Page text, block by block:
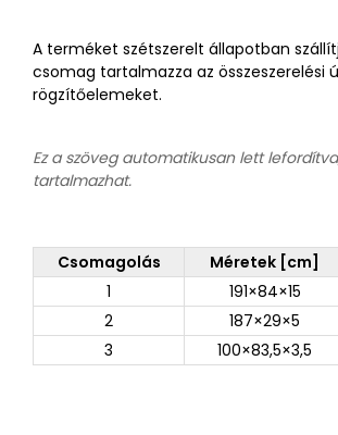
A terméket szétszerelt állapotban
csomag tartalmazza az összeszerelési
rögzítőelemeket.
Ez a szöveg automatikusan lett
tartalmazhat.
Csomagolás Méretek [cm]
1
191×84×15
2
187×29×5
3
100×83,5×3,5